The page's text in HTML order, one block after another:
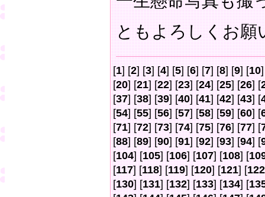
ともよろしくお願
[1] [2] [3] [4] [5] [6] [7] [8] [9] [10
[20] [21] [22] [23] [24] [25] [26] [
[37] [38] [39] [40] [41] [42] [43] [
[54] [55] [56] [57] [58] [59] [60] [
[71] [72] [73] [74] [75] [76] [77] [
[88] [89] [90] [91] [92] [93] [94] [
[104] [105] [106] [107] [108] [
[117] [118] [119] [120] [121] [122
[130] [131] [132] [133] [134] [